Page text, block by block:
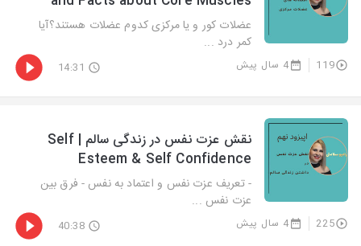
عضلات کور و یا مرکزی کدوم عضلات هستند؟آیا
کمر درد ...
119 4 سال پیش 14:31
نقش عزت نفس در زندگی سالم | Self
Esteem & Self Confidence
- تعریف عزت نفس و اعتماد به نفس - فرق بین
عزت نفس ...
225 4 سال پیش 40:38